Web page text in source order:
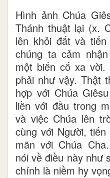
Hình ảnh Chúa
Thánh thuật lại (x.
lên khỏi đất và
chúng ta cảm
một biến cố xa
phải như vậy. Thật
hợp với Chúa
liền với đầu trong
và việc Chúa lên
cùng với Người,
mãn với Chúa
nói về điều này như
chính là niềm hy